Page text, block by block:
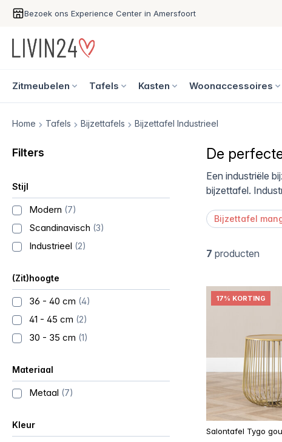
Bezoek ons Experience Center in Amersfoort
Zitmeubelen Tafels Kasten Woonaccessoires
Home Tafels Bijzettafels Bijzettafel Industrieel
Filters
Stijl
Modern (7)
Scandinavisch (3)
Industrieel (2)
(Zit)hoogte
36 - 40 cm (4)
41 - 45 cm (2)
30 - 35 cm (1)
Materiaal
Metaal (7)
Kleur
De
Een industriële
bijzettafel.
Bijzettafel
7 producten
17% KORTING
Salontafel Tygo